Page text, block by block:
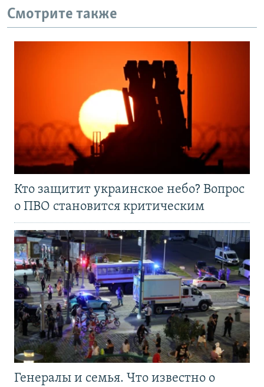
Смотрите также
Кто защитит украинское небо? Вопрос
о ПВО становится критическим
Генералы и семья. Что известно о